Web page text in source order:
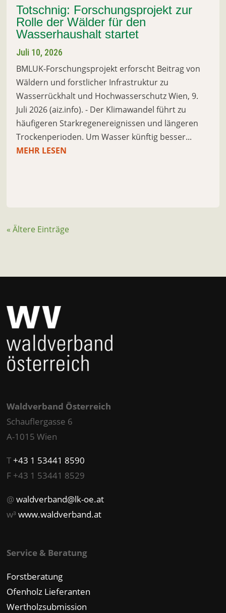
Totschnig: Forschungsprojekt zur
Rolle der Wälder für den
Wasserhaushalt startet
Juli 10, 2026
BMLUK-Forschungsprojekt erforscht Beitrag von
Wäldern und forstlicher Infrastruktur zu
Wasserrückhalt und Hochwasserschutz Wien, 9.
Juli 2026 (aiz.info). - Der Klimawandel führt zu
häufigeren Starkregenereignissen und längeren
Trockenperioden. Um Wasser künftig besser...
MEHR LESEN
« Ältere Einträge
Waldverband Österreich
Schauflergasse 6
A-1015 Wien
T+43 1 53441 8590
F +43 1 53441 8529
@waldverband@lk-oe.at
w³www.waldverband.at
Service & Beratung
Forstberatung
Ofenholz Lieferanten
Wertholzsubmission